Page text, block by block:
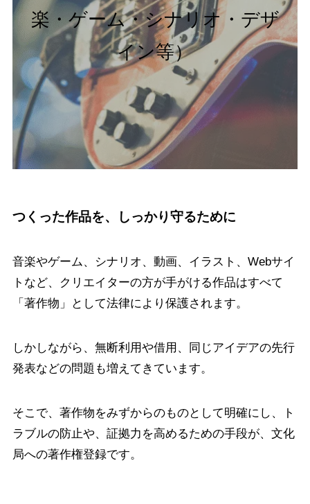
楽・ゲーム・シナリオ・デザ
イン等）
つくった作品を、しっかり守るために
音楽やゲーム、シナリオ、動画、イラスト、Webサイ
トなど、クリエイターの方が手がける作品はすべて
「著作物」として法律により保護されます。
しかしながら、無断利用や借用、同じアイデアの先行
発表などの問題も増えてきています。
そこで、著作物をみずからのものとして明確にし、ト
ラブルの防止や、証拠力を高めるための手段が、文化
局への著作権登録です。